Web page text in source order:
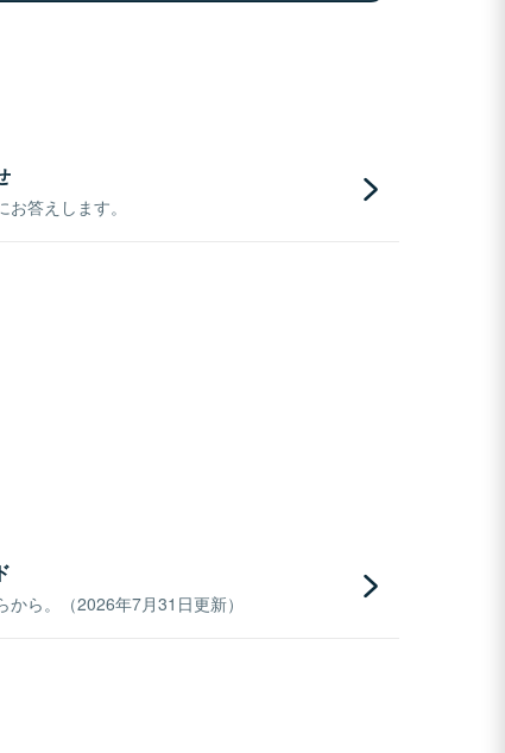
答えします。
ら。（2026年7月31日更新）